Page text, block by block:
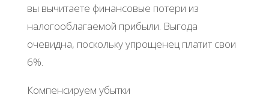
вы вычитаете финансовые потери из
налогооблагаемой прибыли. Выгода
очевидна, поскольку упрощенец платит свои
6%.
Компенсируем убытки